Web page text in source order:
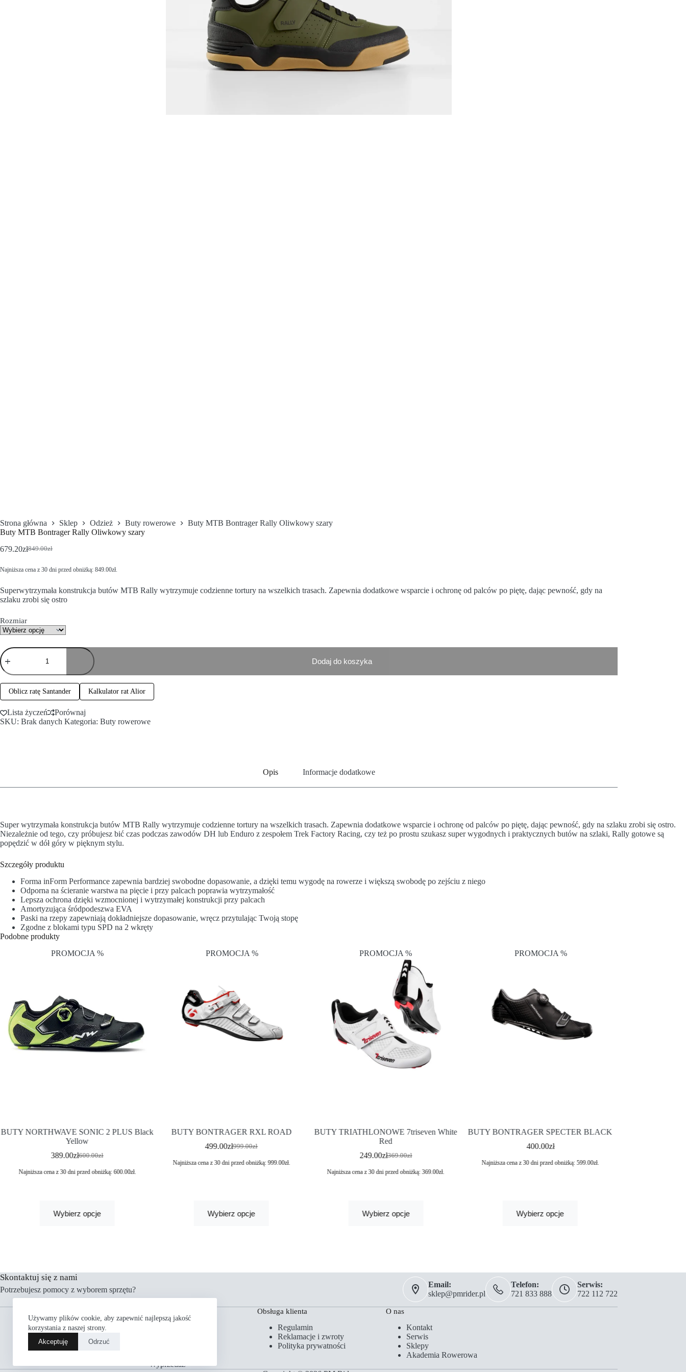
Używamy plików cookie, aby zapewnić najlepszą jakość
korzystania z naszej strony.
Akceptuję
Odrzuć
Strona główna Sklep Odzież Buty rowerowe
Buty MTB Bontrager Rally Oliwkowy szary
Buty MTB Bontrager Rally Oliwkowy szary
849.00zł
679.20zł
Najniższa cena z 30 dni przed obniżką: 849.00zł.
Superwytrzymała konstrukcja butów MTB Rally wytrzymuje codzienne tortury na wszelkich trasach. Zapewnia dodatkowe wsparcie i ochronę od palców po piętę, dając pewność, gdy na
szlaku zrobi się ostro
Rozmiar
Dodaj do koszyka
Oblicz ratę Santander Kalkulator rat Alior
Lista życzeń
Porównaj
SKU: Brak danych Kategoria: Buty rowerowe
Opis Informacje dodatkowe
Super wytrzymała konstrukcja butów MTB Rally wytrzymuje codzienne tortury na wszelkich trasach. Zapewnia dodatkowe wsparcie i ochronę od palców po piętę, dając pewność, gdy na szlaku zrobi się ostro.
Niezależnie od tego, czy próbujesz bić czas podczas zawodów DH lub Enduro z zespołem Trek Factory Racing, czy też po prostu szukasz super wygodnych i praktycznych butów na szlaki, Rally gotowe są
popędzić w dół góry w pięknym stylu.
Szczegóły produktu
Forma inForm Performance zapewnia bardziej swobodne dopasowanie, a dzięki temu wygodę na rowerze i większą swobodę po zejściu z niego
Odporna na ścieranie warstwa na pięcie i przy palcach poprawia wytrzymałość
Lepsza ochrona dzięki wzmocnionej i wytrzymałej konstrukcji przy palcach
Amortyzująca śródpodeszwa EVA
Paski na rzepy zapewniają dokładniejsze dopasowanie, wręcz przytulając Twoją stopę
Zgodne z blokami typu SPD na 2 wkręty
Podobne produkty
PROMOCJA %
BUTY NORTHWAVE SONIC 2 PLUS Black
Yellow
600.00zł
389.00zł
Najniższa cena z 30 dni przed obniżką:600.00zł.
Wybierz opcje
PROMOCJA %
BUTY BONTRAGER RXL ROAD
999.00zł
499.00zł
Najniższa cena z 30 dni przed obniżką:999.00zł.
Wybierz opcje
PROMOCJA %
BUTY TRIATHLONOWE 7triseven White
Red
369.00zł
249.00zł
Najniższa cena z 30 dni przed obniżką:369.00zł.
Wybierz opcje
PROMOCJA %
BUTY BONTRAGER SPECTER BLACK
400.00zł
Najniższa cena z 30 dni przed obniżką:599.00zł.
Wybierz opcje
Skontaktuj się z nami
Potrzebujesz pomocy z wyborem sprzętu?
Email:
sklep@pmrider.pl
Telefon:
721 833 888
Serwis:
722 112 722
Wyprzedaż
Obsługa klienta
Regulamin
Reklamacje i zwroty
Polityka prywatności
O nas
Kontakt
Serwis
Sklepy
Akademia Rowerowa